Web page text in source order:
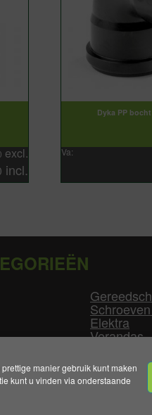
manier gebruik kunt maken
kunt u vinden via onderstaande
excl.
incl.
Dyka PP
Va:
Elektra
Verandas
Overige